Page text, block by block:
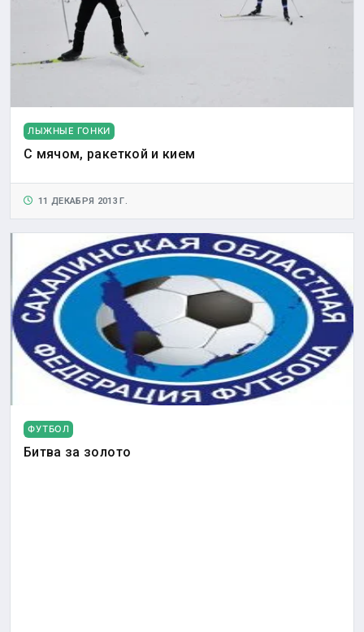
ЛЫЖНЫЕ ГОНКИ
С мячом, ракеткой и кием
11 ДЕКАБРЯ 2013 Г.
ФУТБОЛ
Битва за золото